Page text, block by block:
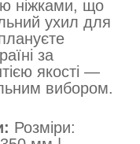
ніжками, що
ухил для
за
якості —
вибором.
Розміри: